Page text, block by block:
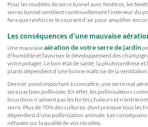
Pour les modèles de serre tunnel avec fenêtres, les
serres tunnel ventilent continuellement l’intérieur du
fera que renforcer le courant d’air pour amplifier
Les conséquences d'une mauvaise
Une mauvaiseaération de votre serre de jardin
d'humidité et favoriser le développement des
votre potager. Le bon état de santé, la photosynthèse
plants dépendent d’une bonne maîtrise de la ventilation.
Dernier point important à connaître, une serre mal
sera pas bien pollinisée. En effet, les pollinisateurs
bourdons n’aiment pas les fortes chaleurs et
serre. Plus de 70% des cultures, dont presque tous les
dépendent d'une pollinisation animale. Les
néfastes sur la qualité de vos récoltes.